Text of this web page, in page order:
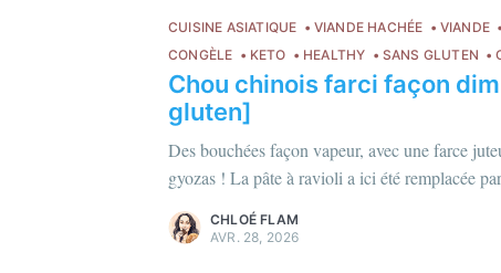
CUISINE ASIATIQUE VIANDE HACHÉE VIANDE
CONGÈLE
KETO HEALTHY SANS GLUTEN
Chou chinois farci façon
gluten]
Des bouchées façon vapeur, avec une farce
gyozas ! La pâte à ravioli a ici été remplacée
Chloé Flam
Pour en savoir plus sur moi
Découvrez lesmagazinesetplus
CHLOÉ FLAM
AVR. 28, 2026